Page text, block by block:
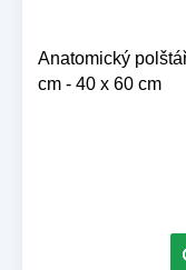
Anatomický
cm - 40 x 60 cm